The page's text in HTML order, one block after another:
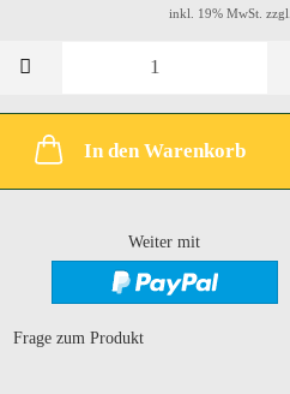
inkl. 19% MwSt. zzgl.
In den Warenkorb
Weiter mit
Frage zum Produkt